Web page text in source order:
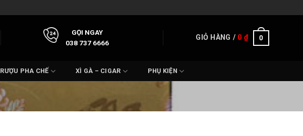
GỌI NGAY
038 737 6666
GIỎ HÀNG / 0₫ 0
RƯỢU PHA CHẾ XÌ GÀ – CIGAR PHỤ KIỆN